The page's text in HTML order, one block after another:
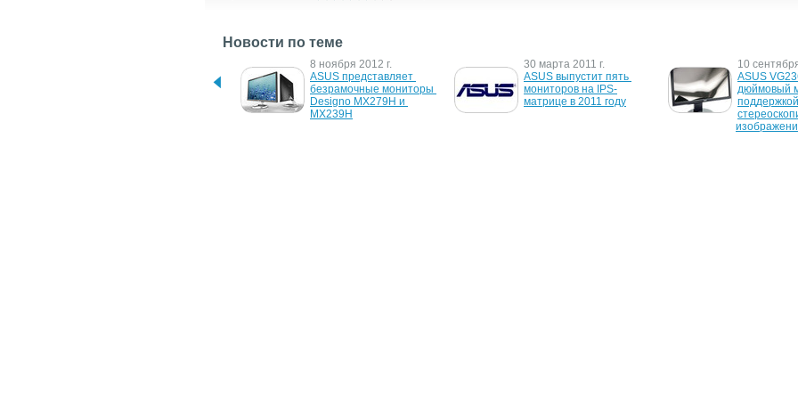
Новости по теме
дюймовый безрамочный
8 ноября 2012 г.
ASUS представляет
безрамочные мониторы
Designo MX279H и
MX239H
30 марта 2011 г.
ASUS выпустит пять
мониторов на IPS-
матрице в 2011 году
10
ASUS
дюймовый
поддержкой